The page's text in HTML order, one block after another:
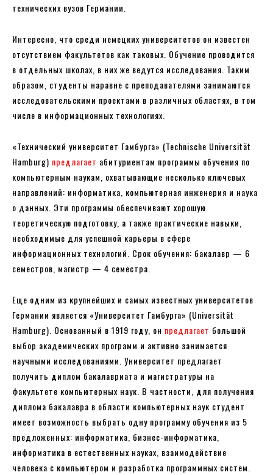
технических вузов Германии.
Интересно, что среди немецких университетов он известен
отсутствием факультетов как таковых. Обучение проводится
в отдельных школах, в них же ведутся исследования. Таким
образом, студенты наравне с преподавателями занимаются
исследовательскими проектами в различных областях, в том
числе в информационных технологиях.
«Технический университет Гамбурга» (Technische Universität
Hamburg) предлагает абитуриентам программы обучения по
компьютерным наукам, охватывающие несколько ключевых
направлений: информатика, компьютерная инженерия и наука
о данных. Эти программы обеспечивают хорошую
теоретическую подготовку, а также практические навыки,
необходимые для успешной карьеры в сфере
информационных технологий. Срок обучения: бакалавр — 6
семестров, магистр — 4 семестра.
Еще одним из крупнейших и самых известных университетов
Германии является «Университет Гамбурга» (Universität
Hamburg). Основанный в 1919 году, он предлагает большой
выбор академических программ и активно занимается
научными исследованиями. Университет предлагает
получить диплом бакалавриата и магистратуры на
факультете компьютерных наук. В частности, для получения
диплома бакалавра в области компьютерных наук студент
имеет возможность выбрать одну программу обучения из 5
предложенных: информатика, бизнес-информатика,
информатика в естественных науках, взаимодействие
человека с компьютером и разработка программных систем.